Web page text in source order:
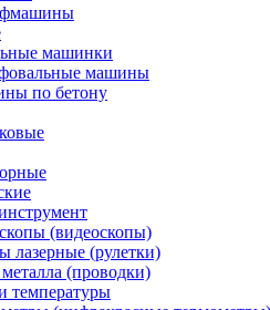
машинки
машины
по бетону
(видеоскопы)
лазерные (рулетки)
(проводки)
температуры